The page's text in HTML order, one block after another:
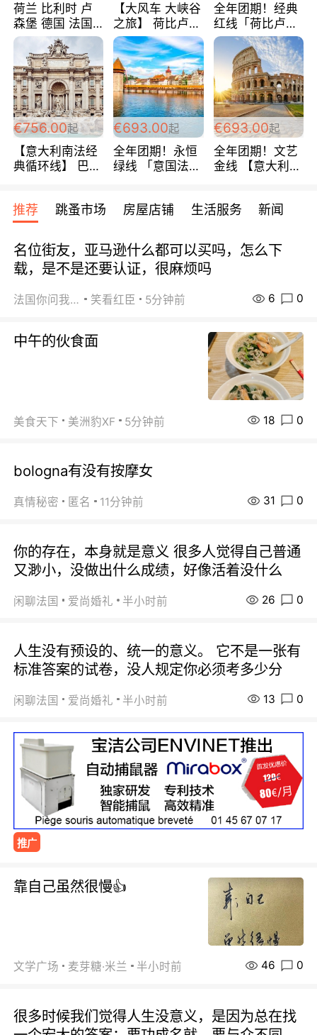
荷兰 比利时 卢
森堡 德国 法国
超爽玩遍西欧 循
环线 全程四星宾
馆 108欧/人/天
【大风车 大峡谷
之旅】 荷比卢德
法 巴黎上下 经
典五国四日游
488欧/人
全年团期！经典
红线「荷比卢德
法」七天循环 五
国 仅售99欧/人/
天！巴黎上下！
包拼房~
€756.00起
【意大利南法经
典循环线】 巴黎
宾馆 108欧/天起
全程756欧/位
€693.00起
全年团期！永恒
绿线 「意国法
欧/天起 ~包拼房
€693.00起
全年团期！文艺
金线 【意大利一
每周铁发！
推荐 跳蚤市场 房屋店铺 生活服务 新闻
名位街友，亚马逊什么都可以买吗，怎么下
载，是不是还要认证，很麻烦吗
法国你问我答 笑看红臣 5分钟前 6 0
中午的伙食面
美食天下 美洲豹XF 5分钟前 18 0
bologna有没有按摩女
真情秘密 匿名 11分钟前 31 0
你的存在，本身就是意义 很多人觉得自己普通
又渺小，没做出什么成绩，好像活着没什么
闲聊法国 爱尚婚礼 半小时前 26 0
人生没有预设的、统一的意义。 它不是一张有
标准答案的试卷，没人规定你必须考多少分
闲聊法国 爱尚婚礼 半小时前 13 0
推广
靠自己虽然很慢👍
文学广场 麦芽糖·米兰 半小时前 46 0
很多时候我们觉得人生没意义，是因为总在找